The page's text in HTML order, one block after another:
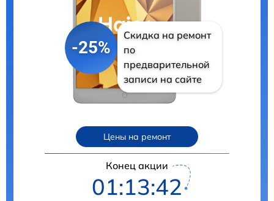
-25%
Скидка на ремонт
по
предварительной
записи на сайте
Цены на ремонт
Конец акции
01:13:41